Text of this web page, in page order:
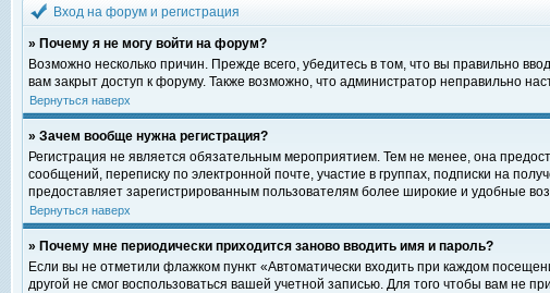
Вход на форум и регистрация
» Почему я не могу войти на форум?
Возможно несколько причин. Прежде всего, убедитесь в том, что вы правильно
вам закрыт доступ к форуму. Также возможно, что администратор неправильно
Вернуться наверх
» Зачем вообще нужна регистрация?
Регистрация не является обязательным мероприятием. Тем не менее, она
сообщений, переписку по электронной почте, участие в группах, подписки на
предоставляет зарегистрированным пользователям более широкие и удобные
Вернуться наверх
» Почему мне периодически приходится заново вводить имя и пароль?
Если вы не отметили флажком пункт «Автоматически входить при каждом
другой не смог воспользоваться вашей учетной записью. Для того чтобы вам не